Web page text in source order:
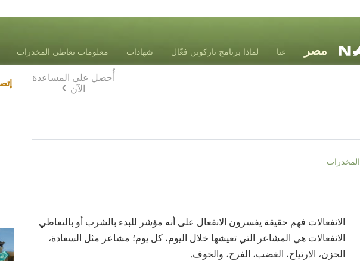
عنا لماذا برنامج ناركونن فعّال شهادات معلومات تعاطي المخدرات
أُحصل على المساعدة
الآن
المخدرات
الانفعالات فهم حقيقة يفسرون الانفعال على أنه مؤشر للبدء بالشرب أو بالتعاطي
الانفعالات هي المشاعر التي تعيشها خلال اليوم، كل يوم؛ مشاعر مثل السعادة،
الحزن، الارتياح، الغضب، الفرح، والخوف.